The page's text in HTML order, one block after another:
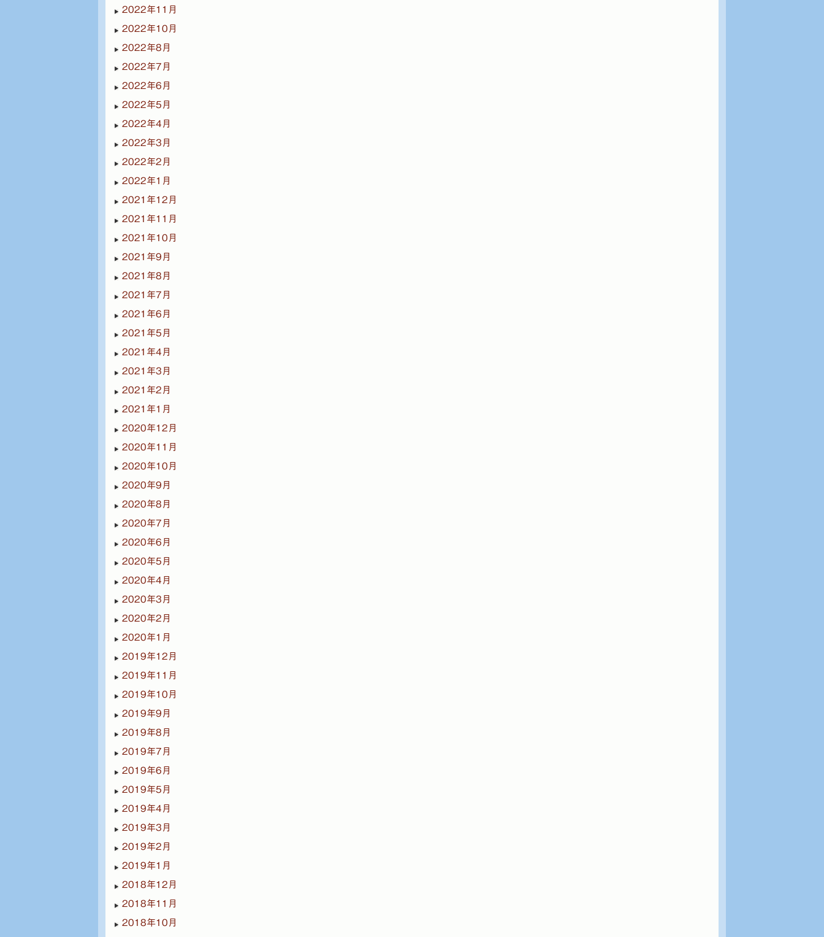
2022年11月
2022年10月
2022年8月
2022年7月
2022年6月
2022年5月
2022年4月
2022年3月
2022年2月
2022年1月
2021年12月
2021年11月
2021年10月
2021年9月
2021年8月
2021年7月
2021年6月
2021年5月
2021年4月
2021年3月
2021年2月
2021年1月
2020年12月
2020年11月
2020年10月
2020年9月
2020年8月
2020年7月
2020年6月
2020年5月
2020年4月
2020年3月
2020年2月
2020年1月
2019年12月
2019年11月
2019年10月
2019年9月
2019年8月
2019年7月
2019年6月
2019年5月
2019年4月
2019年3月
2019年2月
2019年1月
2018年12月
2018年11月
2018年10月